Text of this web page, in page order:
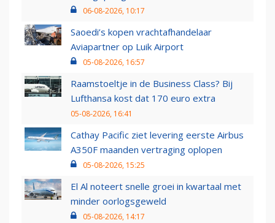
06-08-2026, 10:17
Saoedi’s kopen vrachtafhandelaar
Aviapartner op Luik Airport
05-08-2026, 16:57
Raamstoeltje in de Business Class? Bij
Lufthansa kost dat 170 euro extra
05-08-2026, 16:41
Cathay Pacific ziet levering eerste Airbus
A350F maanden vertraging oplopen
05-08-2026, 15:25
El Al noteert snelle groei in kwartaal met
minder oorlogsgeweld
05-08-2026, 14:17